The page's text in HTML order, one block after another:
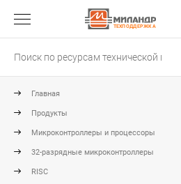
ТЕХПОДДЕРЖКА
Главная
Продукты
Микроконтроллеры и процессоры
32-разрядные микроконтроллеры
RISC